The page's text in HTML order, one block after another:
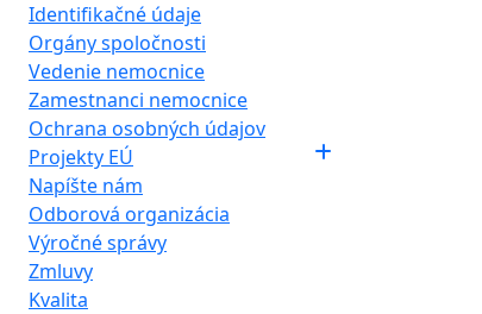
Identifikačné údaje
Orgány spoločnosti
Vedenie nemocnice
Zamestnanci nemocnice
Ochrana osobných údajov
Projekty EÚ
Napíšte nám
Odborová organizácia
Výročné správy
Zmluvy
Kvalita